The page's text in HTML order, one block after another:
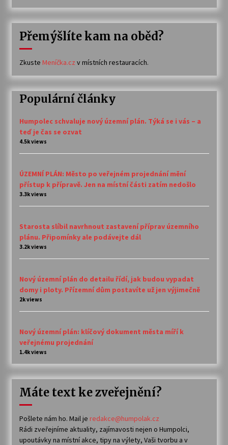
Přemýšlíte kam na oběd?
Zkuste Meníčka.cz v místních restauracích.
Populární články
Humpolec schvaluje nový územní plán. Týká se i vás – a
teď je čas se ozvat
4.5k views
ÚZEMNÍ PLÁN: Město po veřejném projednání mění
přístup k přípravě. Jen na místní části zatím nedošlo
3.3k views
Starosta slíbil navrhnout zastavení příprav územního
plánu. Připomínky ale podávejte dál
3.2k views
Nový územní plán do detailu řídí, jak budou vypadat
domy i ploty. Přízemní dům postavíte už jen výjimečně
2k views
Nový územní plán: klíčový dokument města míří k
veřejnému projednání
1.4k views
Máte text ke zveřejnění?
Pošlete nám ho. Mail je redakce@humpolak.cz
Rádi zveřejníme aktuality, zajímavosti nejen o Humpolci,
upoutávky na místní akce, tipy na výlety, Vaši tvorbu a v